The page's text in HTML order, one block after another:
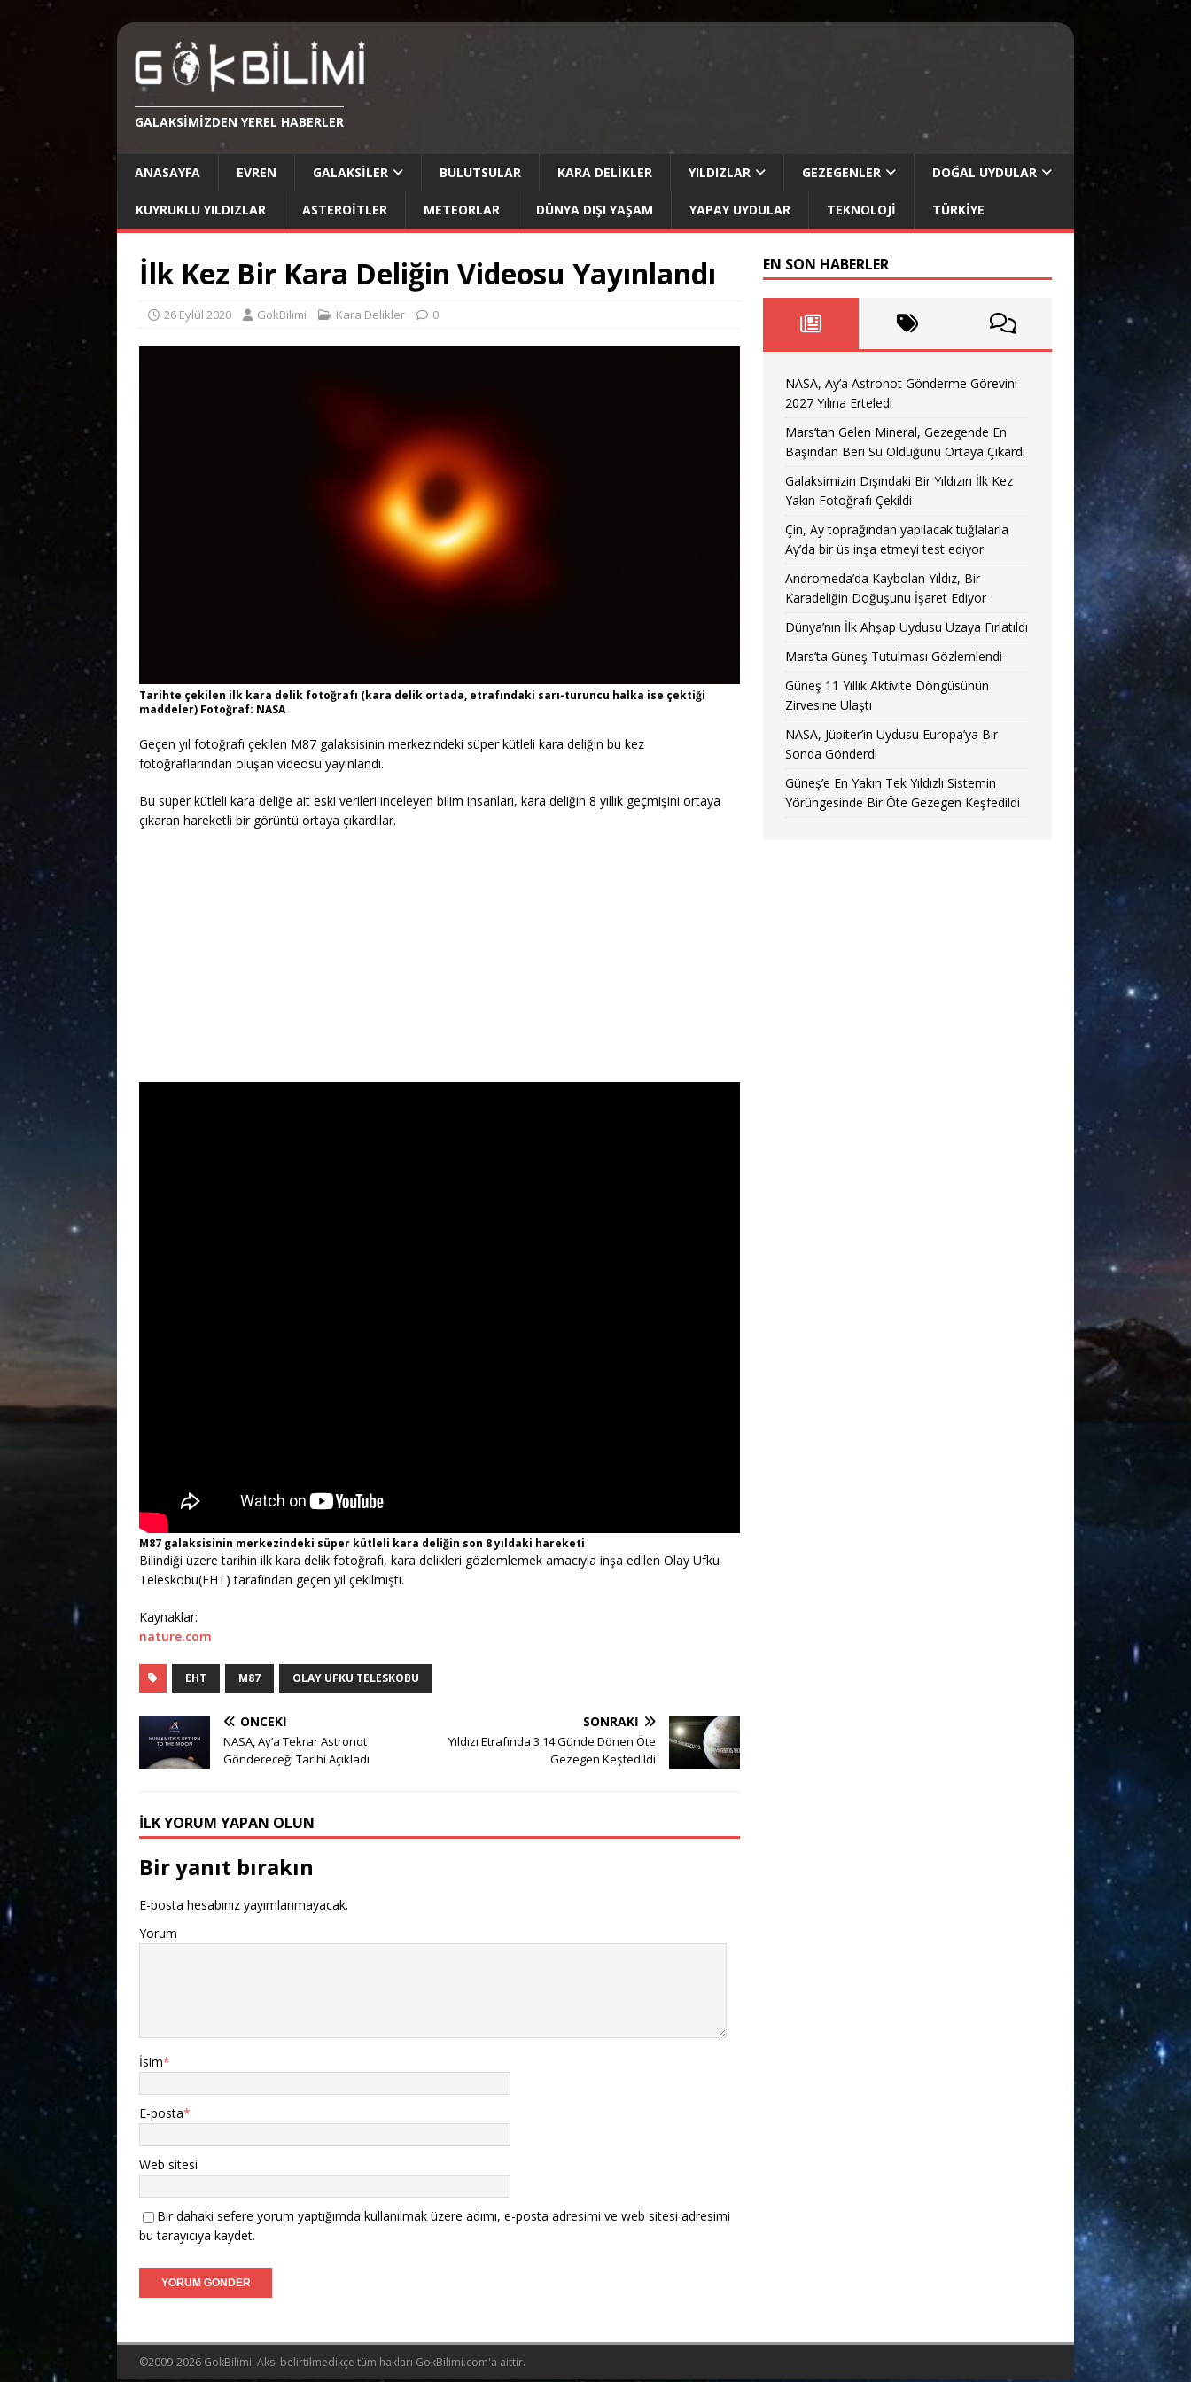
GALAKSIMIZDEN YEREL HABERLER
ANASAYFA EVREN GALAKSILER BULUTSULAR KARA DELIKLER YILDIZLAR GEZEGENLER DOĞAL UYDULAR
KUYRUKLU YILDIZLAR ASTEROITLER METEORLAR DÜNYA DIŞI YAŞAM YAPAY UYDULAR TEKNOLOJI TÜRKIYE
İlk Kez Bir Kara Deliğin Videosu Yayınlandı
26 Eylül 2020 GokBilimi Kara Delikler 0
Tarihte çekilen ilk kara delik fotoğrafı (kara delik ortada, etrafındaki sarı-turuncu halka ise çektiği
maddeler) Fotoğraf: NASA
Geçen yıl fotoğrafı çekilen M87 galaksisinin merkezindeki süper kütleli kara deliğin bu kez
fotoğraflarından oluşan videosu yayınlandı.
Bu süper kütleli kara deliğe ait eski verileri inceleyen bilim insanları, kara deliğin 8 yıllık geçmişini ortaya
çıkaran hareketli bir görüntü ortaya çıkardılar.
M87 galaksisinin merkezindeki süper kütleli kara deliğin son 8 yıldaki hareketi
Bilindiği üzere tarihin ilk kara delik fotoğrafı, kara delikleri gözlemlemek amacıyla inşa edilen Olay Ufku
Teleskobu(EHT) tarafından geçen yıl çekilmişti.
Kaynaklar:
nature.com
EHT M87 OLAY UFKU TELESKOBU
ÖNCEKI
NASA, Ay’a Tekrar Astronot
Göndereceği Tarihi Açıkladı
SONRAKI
Yıldızı Etrafında 3,14 Günde Dönen Öte
Gezegen Keşfedildi
İLK YORUM YAPAN OLUN
Bir yanıt bırakın
E-posta hesabınız yayımlanmayacak.
Yorum
İsim*
E-posta*
Web sitesi
Bir dahaki sefere yorum yaptığımda kullanılmak üzere adımı, e-posta adresimi ve web sitesi adresimi
bu tarayıcıya kaydet.
EN SON HABERLER
NASA, Ay’a Astronot Gönderme Görevini
2027 Yılına Erteledi
Mars’tan Gelen Mineral, Gezegende En
Başından Beri Su Olduğunu Ortaya Çıkardı
Galaksimizin Dışındaki Bir Yıldızın İlk Kez
Yakın Fotoğrafı Çekildi
Çin, Ay toprağından yapılacak tuğlalarla
Ay’da bir üs inşa etmeyi test ediyor
Andromeda’da Kaybolan Yıldız, Bir
Karadeliğin Doğuşunu İşaret Ediyor
Dünya’nın İlk Ahşap Uydusu Uzaya Fırlatıldı
Mars’ta Güneş Tutulması Gözlemlendi
Güneş 11 Yıllık Aktivite Döngüsünün
Zirvesine Ulaştı
NASA, Jüpiter’in Uydusu Europa’ya Bir
Sonda Gönderdi
Güneş’e En Yakın Tek Yıldızlı Sistemin
Yörüngesinde Bir Öte Gezegen Keşfedildi
©2009-2026 GokBilimi. Aksi belirtilmedikçe tüm hakları GokBilimi.com'a aittir.